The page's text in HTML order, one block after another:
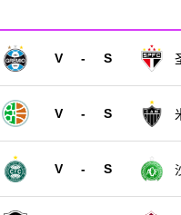
V - S
V - S
V - S